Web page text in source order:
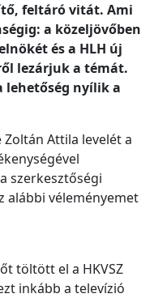
feltáró vitát. Ami
a közeljövőben
és a HLH új
lezárjuk a témát.
lehetőség nyílik a
Zoltán Attila levelét a
szerkesztőségi
alábbi véleményemet
töltött el a HKVSZ
inkább a televízió